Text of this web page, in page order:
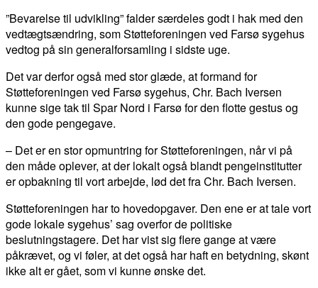
”Bevarelse til udvikling” falder særdeles godt i hak med den
vedtægtsændring, som Støtteforeningen ved Farsø sygehus
vedtog på sin generalforsamling i sidste uge.
Det var derfor også med stor glæde, at formand for
Støtteforeningen ved Farsø sygehus, Chr. Bach Iversen
kunne sige tak til Spar Nord i Farsø for den flotte gestus og
den gode pengegave.
– Det er en stor opmuntring for Støtteforeningen, når vi på
den måde oplever, at der lokalt også blandt pengeinstitutter
er opbakning til vort arbejde, lød det fra Chr. Bach Iversen.
Støtteforeningen har to hovedopgaver. Den ene er at tale vort
gode lokale sygehus’ sag overfor de politiske
beslutningstagere. Det har vist sig flere gange at være
påkrævet, og vi føler, at det også har haft en betydning, skønt
ikke alt er gået, som vi kunne ønske det.